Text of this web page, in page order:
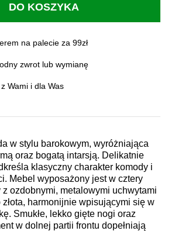
w stylu barokowym, wyróżniająca
oraz bogatą intarsją. Delikatnie
klasyczny charakter komody i
Mebel wyposażony jest w cztery
ozdobnymi, metalowymi uchwytami
harmonijnie wpisującymi się w
Smukłe, lekko gięte nogi oraz
w dolnej partii frontu dopełniają
na palecie za 99zł
zwrot lub wymianę
Wami i dla Was